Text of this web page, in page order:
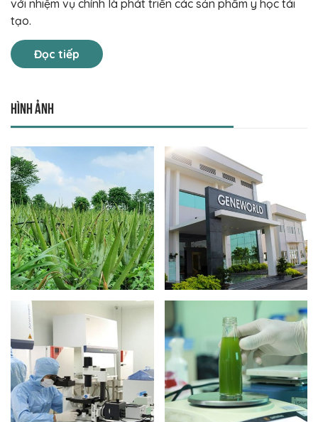
với nhiệm vụ chính là phát triển các sản phẩm y học tái
tạo.
Đọc tiếp
Hình ảnh